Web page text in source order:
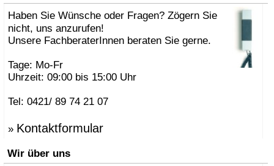
Haben Sie Wünsche oder Fragen? Zögern Sie
nicht, uns anzurufen!
Unsere FachberaterInnen beraten Sie gerne.
Tage: Mo-Fr
Uhrzeit: 09:00 bis 15:00 Uhr
Tel: 0421/ 89 74 21 07
» Kontaktformular
Wir über uns